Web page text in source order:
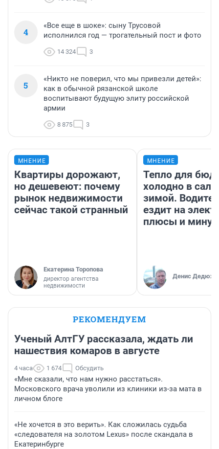
4
«Все еще в шоке»: сыну Трусовой
исполнился год — трогательный пост и фото
14 324 3
5
«Никто не поверил, что мы привезли детей»:
как в обычной рязанской школе
воспитывают будущую элиту российской
армии
8 875 3
МНЕНИЕ
Квартиры дорожают,
но дешевеют: почему
рынок недвижимости
сейчас такой странный
Екатерина Торопова
директор агентства
недвижимости
МНЕНИЕ
Тепло для
холодно в
зимой.
ездит на
плюсы и
Денис
РЕКОМЕНДУЕМ
Ученый АлтГУ рассказала, ждать ли
нашествия комаров в августе
4 часа 1 674 Обсудить
«Мне сказали, что нам нужно расстаться».
Московского врача уволили из клиники из-за мата в
личном блоге
«Не хочется в это верить». Как сложилась судьба
«следователя на золотом Lexus» после скандала в
Екатеринбурге